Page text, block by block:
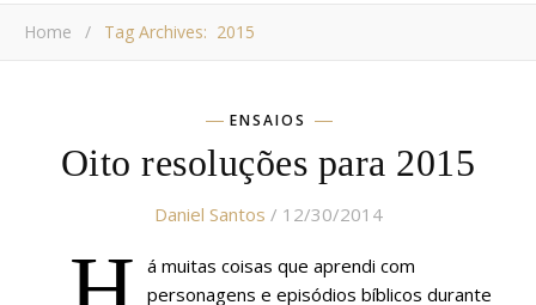
Home / Tag Archives: 2015
ENSAIOS
Oito resoluções para 2015
Daniel Santos / 12/30/2014
á muitas coisas que aprendi com
personagens e episódios bíblicos durante